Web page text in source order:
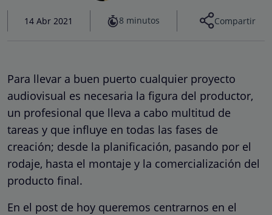
14 Abr 2021 8 minutos Compartir
Para llevar a buen puerto cualquier proyecto
audiovisual es necesaria la figura del productor,
un profesional que lleva a cabo multitud de
tareas y que influye en todas las fases de
creación; desde la planificación, pasando por el
rodaje, hasta el montaje y la comercialización del
producto final.
En el post de hoy queremos centrarnos en el